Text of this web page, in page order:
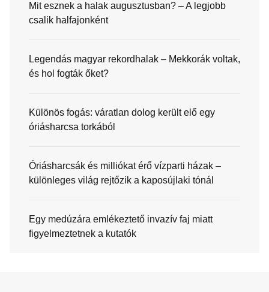
Mit esznek a halak augusztusban? – A legjobb
csalik halfajonként
Legendás magyar rekordhalak – Mekkorák voltak,
és hol fogták őket?
Különös fogás: váratlan dolog került elő egy
óriásharcsa torkából
Óriásharcsák és milliókat érő vízparti házak –
különleges világ rejtőzik a kaposújlaki tónál
Egy medúzára emlékeztető invazív faj miatt
figyelmeztetnek a kutatók